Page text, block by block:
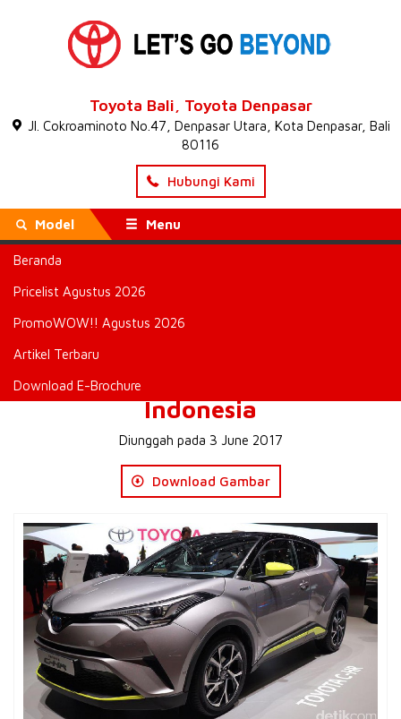
Toyota Bali, Toyota Denpasar
Jl. Cokroaminoto No.47, Denpasar Utara, Kota Denpasar, Bali
80116
Hubungi Kami
Model Menu
Beranda
Pricelist Agustus 2026
PromoWOW!! Agustus 2026
Artikel Terbaru
Download E-Brochure
Beranda
ke Indonesia
» Attachment : Toyota Percepat kedatangan
Crossover SUV CHR itu ke Indonesia
Crossover SUV CHR itu ke
Indonesia
Diunggah pada 3 June 2017
Download Gambar